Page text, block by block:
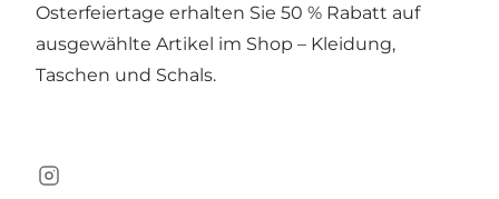
Osterfeiertage erhalten Sie 50 % Rabatt auf
ausgewählte Artikel im Shop – Kleidung,
Taschen und Schals.
Instagram